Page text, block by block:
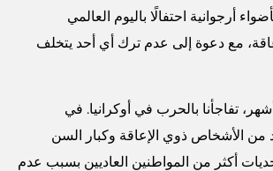
أرجوانية احتفالًا باليوم العالمي
مع دعوة إلى عدم ترك أي أحد يتخلف
تفاجأنا بالحرب في أوكرانيا. في
من الأشخاص ذوي الإعاقة وكبار السن
أكثر من المواطنين العاديين بسبب عدم